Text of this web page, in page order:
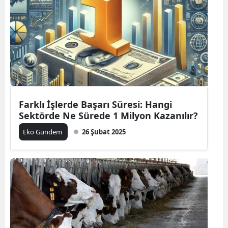
Farklı İşlerde Başarı Süresi: Hangi
Sektörde Ne Sürede 1 Milyon Kazanılır?
Eko Gündem 26 Şubat 2025